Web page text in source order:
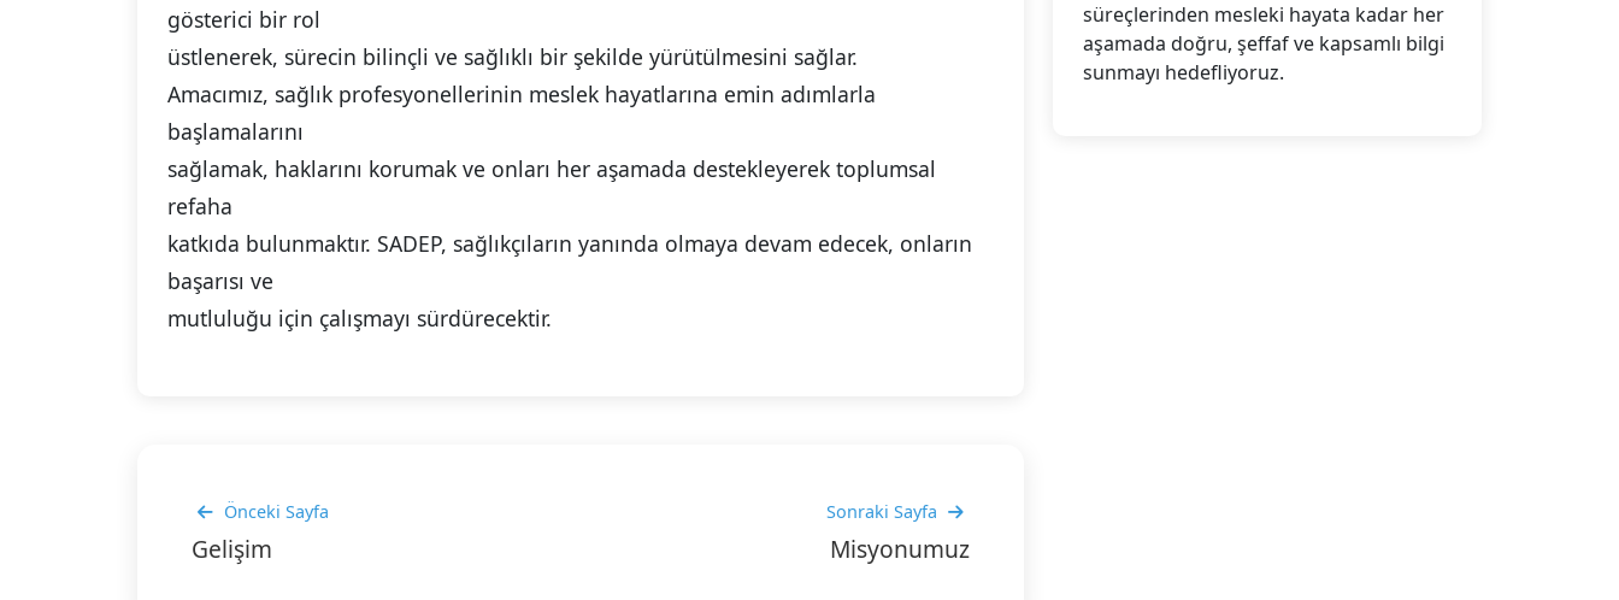
gösterici bir rol
üstlenerek, sürecin bilinçli ve sağlıklı bir şekilde yürütülmesini sağlar.
Amacımız, sağlık profesyonellerinin meslek hayatlarına emin adımlarla
başlamalarını
sağlamak, haklarını korumak ve onları her aşamada destekleyerek toplumsal
refaha
katkıda bulunmaktır. SADEP, sağlıkçıların yanında olmaya devam edecek, onların
başarısı ve
mutluluğu için çalışmayı sürdürecektir.
Önceki Sayfa
Gelişim
Sonraki Sayfa
Misyonumuz
süreçlerinden mesleki hayata kadar her
aşamada doğru, şeffaf ve kapsamlı bilgi
sunmayı hedefliyoruz.